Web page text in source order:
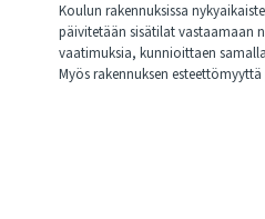
Koulun rakennuksissa
päivitetään sisätilat vastaamaan
vaatimuksia, kunnioittaen
Myös rakennuksen